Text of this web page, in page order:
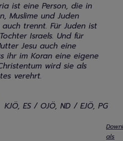
ist eine Person, die in
Muslime und Juden
trennt. Für Juden ist
Israels. Und für
Jesu auch eine
ihr im Koran eine eigene
wird sie als
verehrt.
KJÖ, ES / OJÖ, ND / EJÖ, PG
als